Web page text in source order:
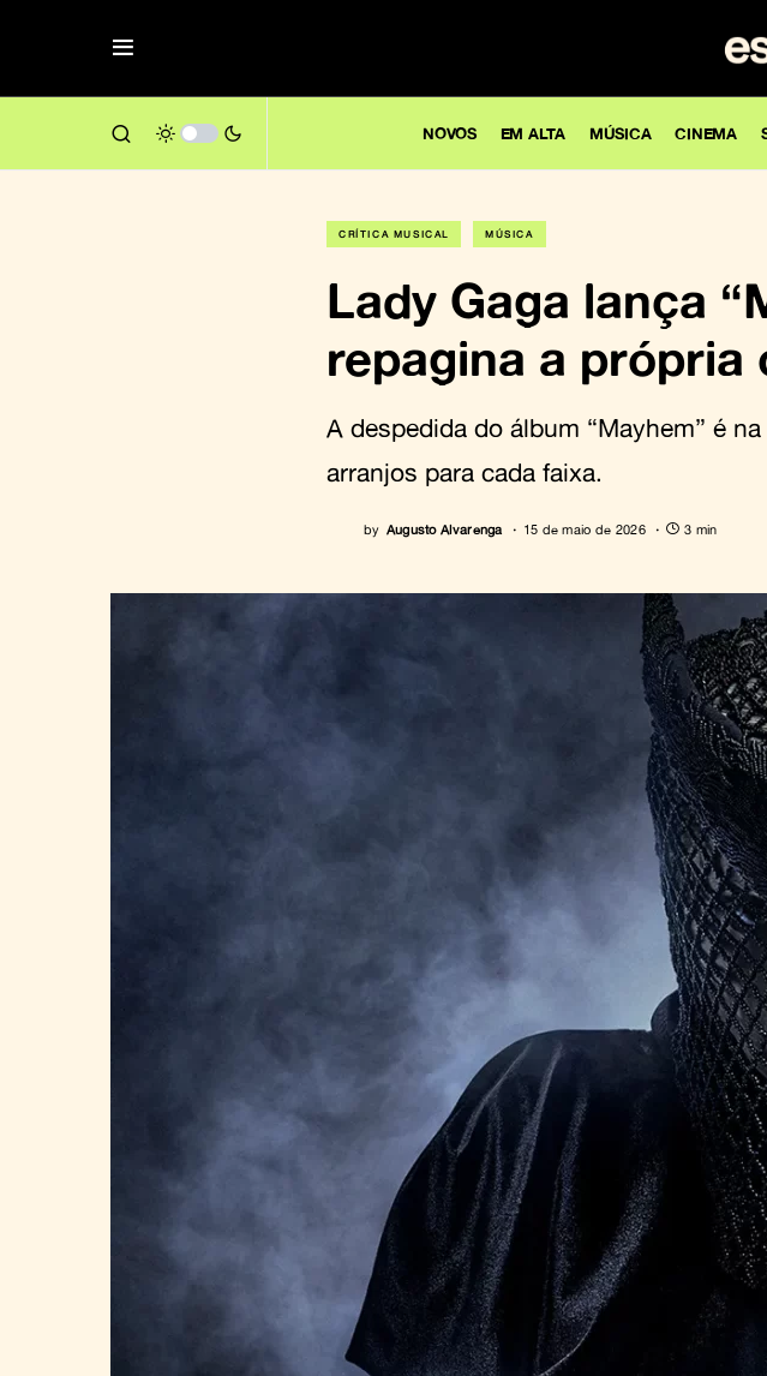
NOVOS EM ALTA MÚSICA CINEMA
CRÍTICA MUSICAL MÚSICA
Lady Gaga lança
repagina a própria
A despedida do álbum “Mayhem” é
arranjos para cada faixa.
by Augusto Alvarenga 15 de maio de 2026 3 min